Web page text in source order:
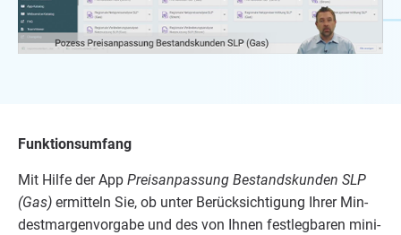
Funk­ti­ons­um­fang
Mit Hil­fe der App Preis­an­pas­sung Bestands­kun­den SLP
(Gas) ermit­teln Sie, ob unter Berück­sich­ti­gung Ihrer Min­
dest­mar­gen­vor­ga­be und des von Ihnen fest­leg­ba­ren mini­